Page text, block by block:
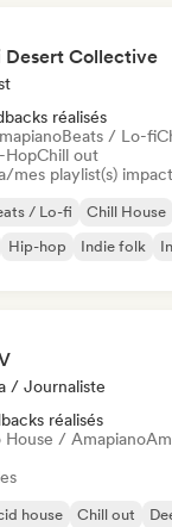
Desert Collective
réalisés
Beats / Lo-fi
HopChill out
mes playlist(s)
/ Lo-fi Chill House
Hip-hop Indie folk
/ Journaliste
réalisés
House / Amapiano
house Chill out